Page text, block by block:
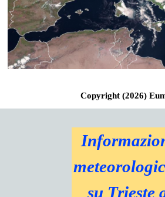
Copyright (2026)
su Trieste